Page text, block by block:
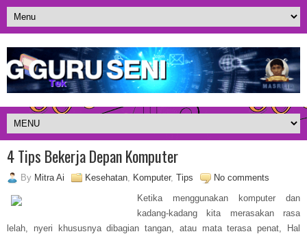
4 Tips Bekerja Depan Komputer
By Mitra Ai Kesehatan Komputer, Tips
No comments
Ketika menggunakan komputer dan
kadang-kadang kita merasakan rasa
lelah, nyeri khususnya dibagian tangan, atau mata terasa penat, Hal